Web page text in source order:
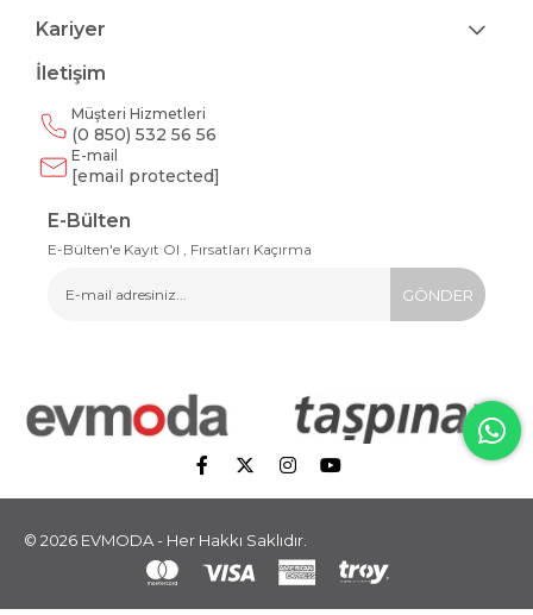
Kariyer
İletişim
Müşteri Hizmetleri
(0 850) 532 56 56
E-mail
[email protected]
E-Bülten
E-Bülten'e Kayıt Ol , Fırsatları Kaçırma
GÖNDER
© 2026 EVMODA - Her Hakkı Saklıdır.